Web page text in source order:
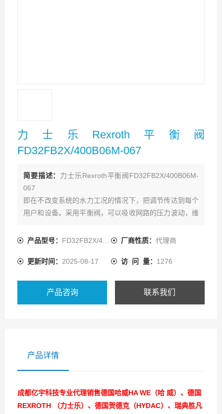
力士乐Rexroth平衡阀
FD32FB2X/400B06M-067
简要描述： 力士乐Rexroth平衡阀FD32FB2X/400B06M-
067
即在不改变系统的水力工况的情况下，把调节传达到每个
用户和设备。采用平衡阀，可以吸收网路的压力波动，维
产品型号： FD32FB2X/400B06MT-080 厂商性质： 代理商
更新时间： 2025-08-17 访 问 量： 1276
产品咨询 联系我们
产品详情
成都亿宇科技专业代理销售德国哈威HA WE（哈 威）、德国
REXROTH （力士乐）、德国贺德克（HYDAC）、瑞典胜凡